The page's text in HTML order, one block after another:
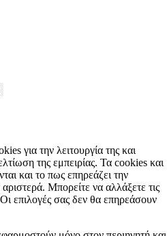
για την λειτουργία της και
της εμπειρίας. Τα cookies και
και το πως επηρεάζει την
Μπορείτε να αλλάξετε τις
επιλογές σας δεν θα επηρεάσουν